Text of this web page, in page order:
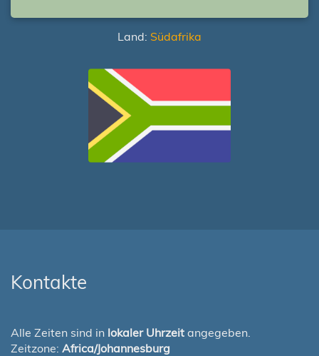
Land: Südafrika
Kontakte
Alle Zeiten sind in lokaler Uhrzeit angegeben.
Zeitzone: Africa/Johannesburg